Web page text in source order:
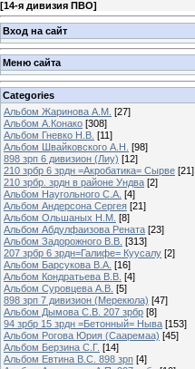
[14-я дивизия ПВО]
Вход на сайт
Меню сайта
Categories
Альбом Жаринова А.М. [27]
Альбом А.Конако [308]
Альбом Гневко Н.В. [11]
Альбом Швайковского А.Н. [98]
898 зрп 6 дивизион (Лиу) [12]
210 зрбр 6 зрдн =Акробатика= Сырве [21]
210 зрбр. зрдн в районе Ундва [2]
Альбом Наугольного С.А. [4]
Альбом Андерсона Сергея [21]
Альбом Ольшаных Н.М. [8]
Альбом Абдулфаизова Рената [23]
Альбом Задорожного В.В. [313]
207 зрбр 6 зрдн=Галифе= Куусалу [2]
Альбом Барсукова В.А. [16]
Альбом Кондратьева В.В. [4]
Альбом Суровцева А.В. [5]
898 зрп 7 дивизион (Мерекюла) [47]
Альбом Дымова С.В. 207 зрбр [8]
94 зрбр 15 зрдн =Бетонный= Ныва [153]
Альбом Рогова Юрия (Сааремаа) [45]
Альбом Берзина С.Г. [14]
Альбом Евтина В.С. 898 зрп [4]